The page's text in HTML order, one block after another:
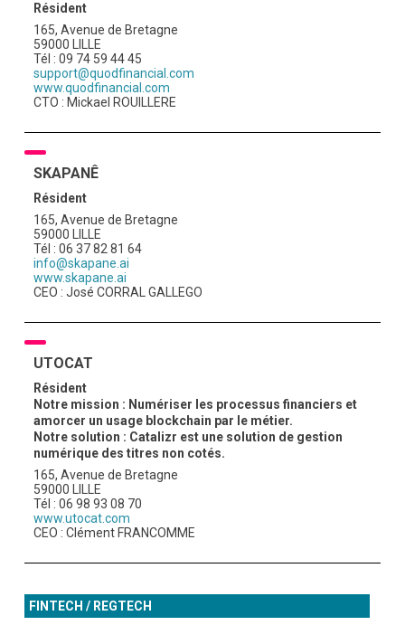
Résident
165, Avenue de Bretagne
59000 LILLE
Tél : 09 74 59 44 45
support@quodfinancial.com
www.quodfinancial.com
CTO : Mickael ROUILLERE
SKAPANÊ
Résident
165, Avenue de Bretagne
59000 LILLE
Tél : 06 37 82 81 64
info@skapane.ai
www.skapane.ai
CEO : José CORRAL GALLEGO
UTOCAT
Résident
Notre mission : Numériser les processus financiers et
amorcer un usage blockchain par le métier.
Notre solution : Catalizr est une solution de gestion
numérique des titres non cotés.
165, Avenue de Bretagne
59000 LILLE
Tél : 06 98 93 08 70
www.utocat.com
CEO : Clément FRANCOMME
FINTECH / REGTECH